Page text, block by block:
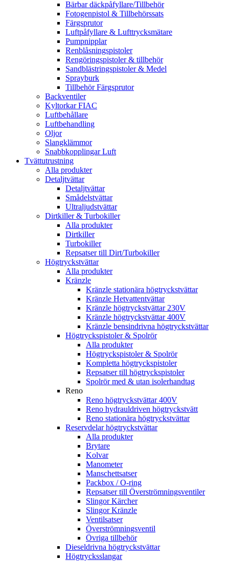
Bärbar däckpåfyllare/Tillbehör
Fotogenpistol & Tillbehörssats
Färgsprutor
Luftpåfyllare & Lufttrycksmätare
Pumpnipplar
Renblåsningspistoler
Rengöringspistoler & tillbehör
Sandblästringspistoler & Medel
Sprayburk
Tillbehör Färgsprutor
Backventiler
Kyltorkar FIAC
Luftbehållare
Luftbehandling
Oljor
Slangklämmor
Snabbkopplingar Luft
Tvättutrustning
Alla produkter
Detaljtvättar
Detaljtvättar
Smådelstvättar
Ultraljudstvättar
Dirtkiller & Turbokiller
Alla produkter
Dirtkiller
Turbokiller
Repsatser till Dirt/Turbokiller
Högtryckstvättar
Alla produkter
Kränzle
Kränzle stationära högtryckstvättar
Kränzle Hetvattentvättar
Kränzle högtryckstvättar 230V
Kränzle högtryckstvättar 400V
Kränzle bensindrivna högtryckstvättar
Högtryckspistoler & Spolrör
Alla produkter
Högtryckspistoler & Spolrör
Kompletta högtryckspistoler
Repsatser till högtryckspistoler
Spolrör med & utan isolerhandtag
Reno
Reno högtryckstvättar 400V
Reno hydrauldriven högtryckstvätt
Reno stationära högtryckstvättar
Reservdelar högtryckstvättar
Alla produkter
Brytare
Kolvar
Manometer
Manschettsatser
Packbox / O-ring
Repsatser till Överströmningsventiler
Slingor Kärcher
Slingor Kränzle
Ventilsatser
Överströmningsventil
Övriga tillbehör
Dieseldrivna högtryckstvättar
Högtrycksslangar